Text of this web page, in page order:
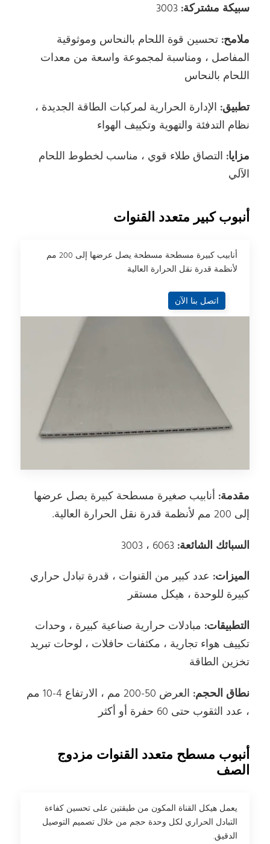
سبيكة مشتركة: 3003
ملامح: تحسين قوة اللحام بالنحاس وموثوقية
المفاصل ، ومناسبة لمجموعة واسعة من معدات
اللحام بالنحاس
تطبيق: الإدارة الحرارية لمركبات الطاقة الجديدة ،
نظام التدفئة والتهوية وتكييف الهواء
مزايا: التصاق طلاء قوي ، مناسب لخطوط اللحام
الآلي
أنبوب كبير متعدد القنوات
أنابيب كبيرة مسطحة مسطحة يصل عرضها إلى 200 مم
لأنظمة قدرة نقل الحرارة العالية
اتصل بنا الآن
مقدمة: أنابيب صغيرة مسطحة كبيرة يصل عرضها
إلى 200 مم لأنظمة قدرة نقل الحرارة العالية.
السبائك الشائعة: 6063 ، 3003
الميزات: عدد كبير من القنوات ، قدرة تبادل حراري
كبيرة للوحدة ، هيكل مستقر
التطبيقات: مبادلات حرارية صناعية كبيرة ، وحدات
تكييف هواء تجارية ، مكثفات حافلات ، لوحات تبريد
تخزين الطاقة
نطاق الحجم:
العرض 50-200 مم ، الارتفاع 4-10 مم
، عدد الثقوب حتى 60 حفرة أو أكثر
أنبوب مسطح متعدد القنوات مزدوج
الصف
يعمل هيكل القناة المكون من طبقتين على تحسين كفاءة
التبادل الحراري لكل وحدة حجم من خلال تصميم التوصيل
الدقيق.